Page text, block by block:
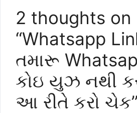
2 thoughts on
“Whatsapp
તમારૂ
કોઇ યુઝ નથી
આ રીતે કરો ચેક”